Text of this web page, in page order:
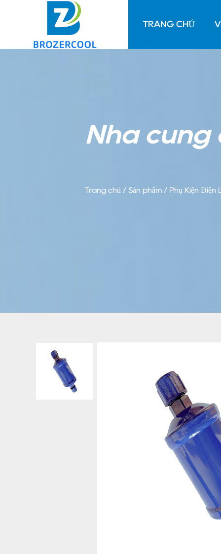
TRANG CHỦ
Nhà cung
Trang chủ / Sản phẩm / Phụ Kiện Điện